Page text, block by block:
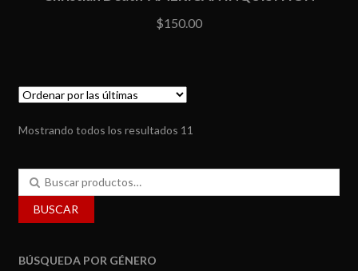
$150.00
Mostrando todos los resultados 11
Buscar
por:
BUSCAR
BÚSQUEDA POR GÉNERO